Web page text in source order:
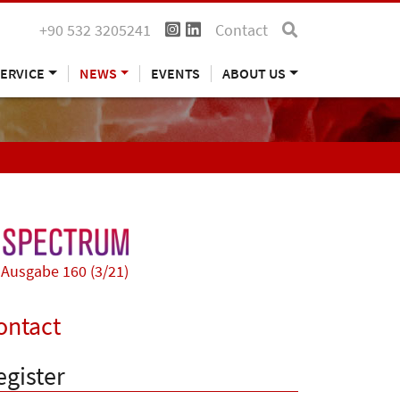
+90 532 3205241 Contact
NEWS EVENTS ABOUT US
Ausgabe 160 (3/21)